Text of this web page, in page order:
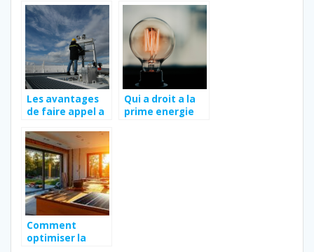
electrique ?
Les avantages
de faire appel a
specialisee dans
la climatisation
Qui a droit a la
prime energie
Comment
optimiser la